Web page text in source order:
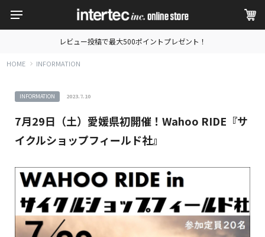
レビュー投稿で最大500ポイントプレゼント！
HOME INFORMATION
INFORMATION 2023.7.10
7月29日（土）愛媛県初開催！Wahoo RIDE『サ
イクルショップフィールド社』